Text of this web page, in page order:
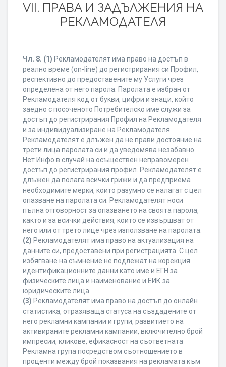
VII. ПРАВА И ЗАДЪЛЖЕНИЯ НА
РЕКЛАМОДАТЕЛЯ
Чл. 8. (1) Рекламодателят има право на достъп в
реално време (on-line) до регистрирания си Профил,
респективно до предоставените му Услуги чрез
определена от него парола. Паролата е избран от
Рекламодателя код от букви, цифри и знаци, който
заедно с посоченото Потребителско име служи за
достъп до регистрирания Профил на Рекламодателя
и за индивидуализиране на Рекламодателя.
Рекламодателят е длъжен да не прави достояние на
трети лица паролата си и да уведомява незабавно
Нет Инфо в случай на осъществен неправомерен
достъп до регистрирания профил. Рекламодателят е
длъжен да полага всички грижи и да предприема
необходимите мерки, които разумно се налагат с цел
опазване на паролата си. Рекламодателят носи
пълна отговорност за опазването на своята парола,
както и за всички действия, които се извършват от
него или от трето лице чрез използване на паролата.
(2) Рекламодателят има право на актуализация на
данните си, предоставени при регистрацията. С цел
избягване на съмнение не подлежат на корекция
идентификационните данни като име и ЕГН за
физическите лица и наименование и ЕИК за
юридическите лица.
(3) Рекламодателят има право на достъп до онлайн
статистика, отразяваща статуса на създадените от
него рекламни кампании и групи, развитието на
активираните рекламни кампании, включително брой
импресии, кликове, ефикасност на съответната
Рекламна група посредством съотношението в
проценти между брой показвания на рекламата към